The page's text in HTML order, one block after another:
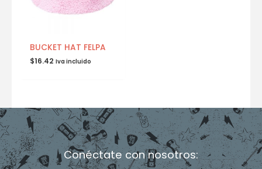
BUCKET HAT FELPA
$16.42 Iva incluido
Conéctate con nosotros: